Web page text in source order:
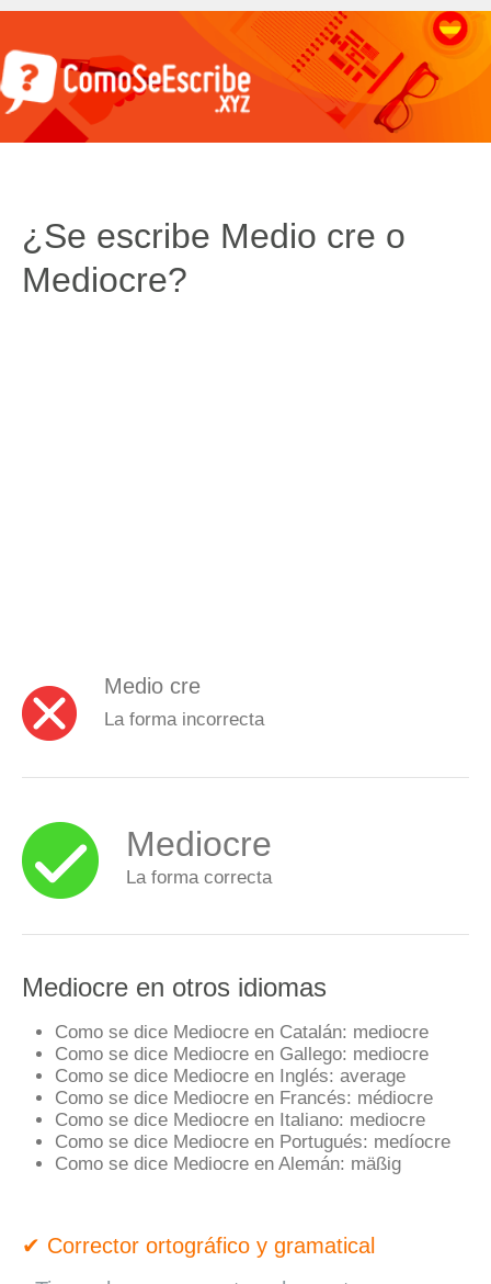
¿Se escribe Medio cre o
Mediocre?
Medio cre
La forma incorrecta
Mediocre
La forma correcta
Mediocre en otros idiomas
Como se dice Mediocre en Catalán: mediocre
Como se dice Mediocre en Gallego: mediocre
Como se dice Mediocre en Inglés: average
Como se dice Mediocre en Francés: médiocre
Como se dice Mediocre en Italiano: mediocre
Como se dice Mediocre en Portugués: medíocre
Como se dice Mediocre en Alemán: mäßig
✔ Corrector ortográfico y gramatical